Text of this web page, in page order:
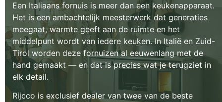
Een Italiaans fornuis is meer dan een keukenapparaat.
Het is een ambachtelijk meesterwerk dat generaties
meegaat, warmte geeft aan de ruimte en het
middelpunt wordt van iedere keuken. In Italië en Zuid-
Tirol worden deze fornuizen al eeuwenlang met de
hand gemaakt — en dat is precies wat je terugziet in
elk detail.
Rijcco is exclusief dealer van twee van de beste